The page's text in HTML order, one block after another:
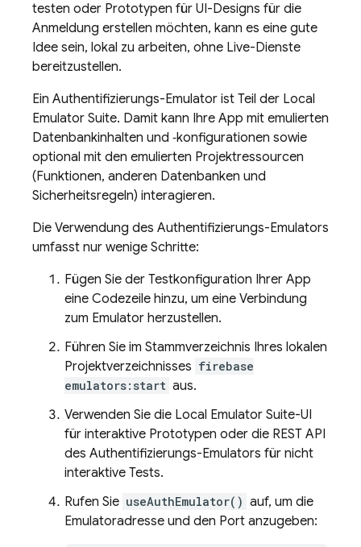
testen oder Prototypen für UI-Designs für die
Anmeldung erstellen möchten, kann es eine gute
Idee sein, lokal zu arbeiten, ohne Live-Dienste
bereitzustellen.
Ein Authentifizierungs-Emulator ist Teil der Local
Emulator Suite. Damit kann Ihre App mit emulierten
Datenbankinhalten und ‑konfigurationen sowie
optional mit den emulierten Projektressourcen
(Funktionen, anderen Datenbanken und
Sicherheitsregeln) interagieren.
Die Verwendung des Authentifizierungs-Emulators
umfasst nur wenige Schritte:
Fügen Sie der Testkonfiguration Ihrer App
eine Codezeile hinzu, um eine Verbindung
zum Emulator herzustellen.
Führen Sie im Stammverzeichnis Ihres lokalen
Projektverzeichnisses firebase
emulators:start aus.
Verwenden Sie die Local Emulator Suite-UI
für interaktive Prototypen oder die REST API
des Authentifizierungs-Emulators für nicht
interaktive Tests.
Rufen Sie useAuthEmulator() auf, um die
Emulatoradresse und den Port anzugeben: